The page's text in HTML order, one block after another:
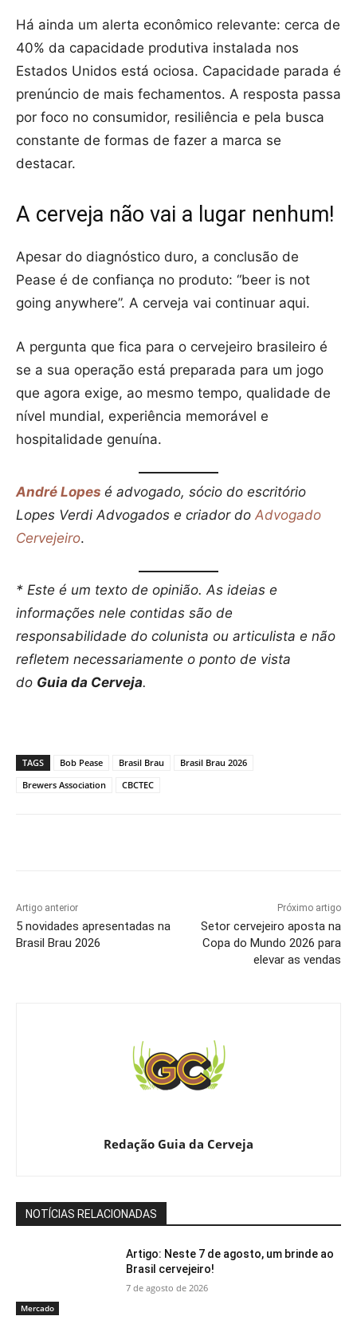
Há ainda um alerta econômico relevante: cerca de
40% da capacidade produtiva instalada nos
Estados Unidos está ociosa. Capacidade parada é
prenúncio de mais fechamentos. A resposta passa
por foco no consumidor, resiliência e pela busca
constante de formas de fazer a marca se
destacar.
A cerveja não vai a lugar nenhum!
Apesar do diagnóstico duro, a conclusão de
Pease é de confiança no produto: “beer is not
going anywhere”. A cerveja vai continuar aqui.
A pergunta que fica para o cervejeiro brasileiro é
se a sua operação está preparada para um jogo
que agora exige, ao mesmo tempo, qualidade de
nível mundial, experiência memorável e
hospitalidade genuína.
André Lopes é advogado, sócio do escritório
Lopes Verdi Advogados e criador do Advogado
Cervejeiro.
* Este é um texto de opinião. As ideias e
informações nele contidas são de
responsabilidade do colunista ou articulista e não
refletem necessariamente o ponto de vista
do Guia da Cerveja.
TAGS Bob Pease Brasil Brau
Brasil Brau 2026
Brewers Association
CBCTEC
Artigo anterior
5 novidades apresentadas na
Brasil Brau 2026
Próximo artigo
Setor cervejeiro aposta na
Copa do Mundo 2026 para
elevar as vendas
Redação Guia da Cerveja
NOTÍCIAS RELACIONADAS
Mercado
Artigo: Neste 7 de agosto, um brinde ao
Brasil cervejeiro!
7 de agosto de 2026